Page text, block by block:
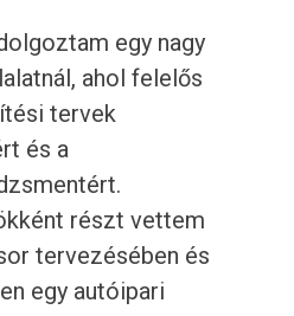
egy nagy
ahol felelős
tervek
és a
részt vettem
tervezésében és
egy autóipari